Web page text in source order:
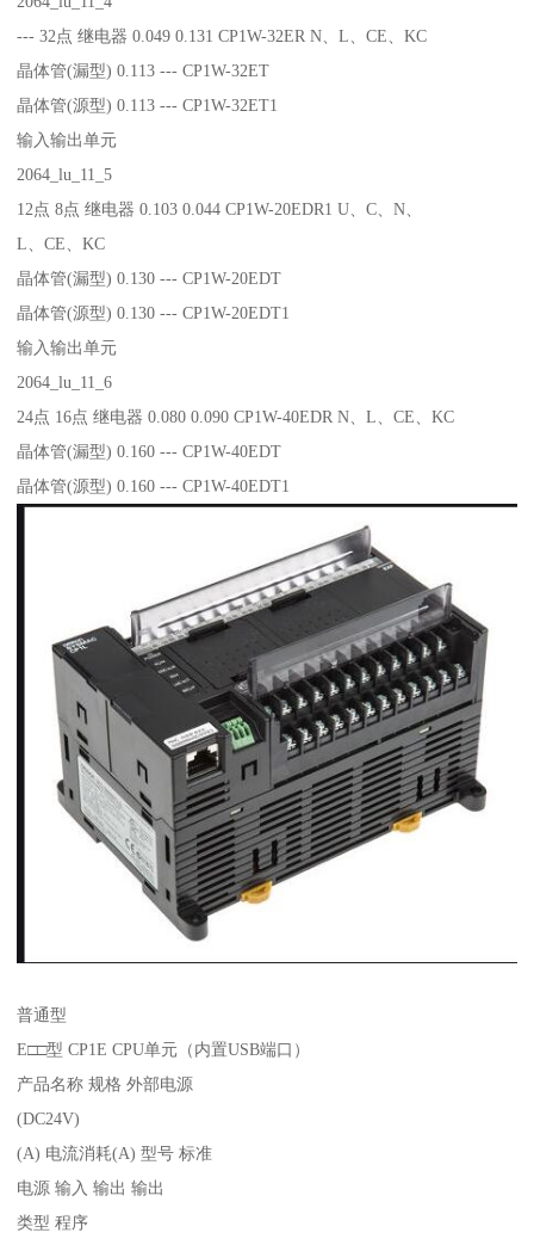
--- 32点 继电器 0.049 0.131 CP1W-32ER N、L、CE、KC
晶体管(漏型) 0.113 --- CP1W-32ET
晶体管(源型) 0.113 --- CP1W-32ET1
输入输出单元
2064_lu_11_5
12点 8点 继电器 0.103 0.044 CP1W-20EDR1 U、C、N、
L、CE、KC
晶体管(漏型) 0.130 --- CP1W-20EDT
晶体管(源型) 0.130 --- CP1W-20EDT1
输入输出单元
2064_lu_11_6
24点 16点 继电器 0.080 0.090 CP1W-40EDR N、L、CE、KC
晶体管(漏型) 0.160 --- CP1W-40EDT
晶体管(源型) 0.160 --- CP1W-40EDT1
普通型
E□□型 CP1E CPU单元（内置USB端口）
产品名称 规格 外部电源
(DC24V)
(A) 电流消耗(A) 型号 标准
电源 输入 输出 输出
类型 程序